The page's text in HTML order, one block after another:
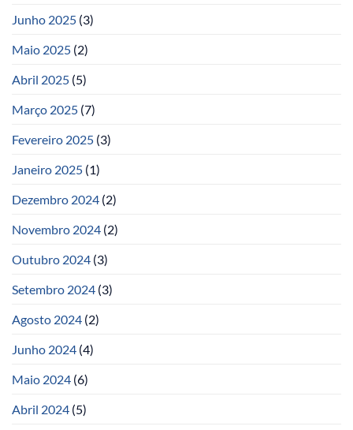
Junho 2025 (3)
Maio 2025 (2)
Abril 2025 (5)
Março 2025 (7)
Fevereiro 2025 (3)
Janeiro 2025 (1)
Dezembro 2024 (2)
Novembro 2024 (2)
Outubro 2024 (3)
Setembro 2024 (3)
Agosto 2024 (2)
Junho 2024 (4)
Maio 2024 (6)
Abril 2024 (5)